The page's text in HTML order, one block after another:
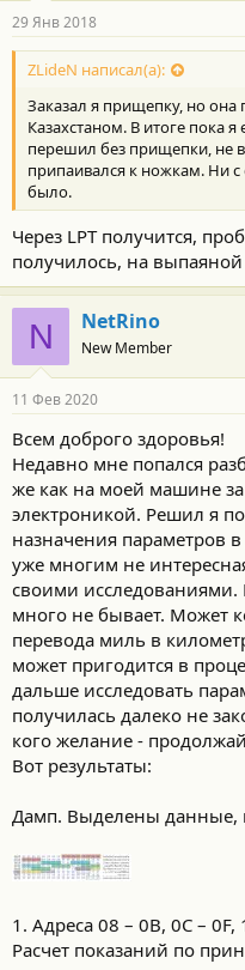
29 Янв 2018
ZLideN написал(а):
Заказал я прищепку, но она
Казахстаном. В итоге пока
перешил без прищепки, не
припаивался к ножкам. Ни
было.
Через LPT получится,
получилось, на
N NetRino
New Member
11 Фев 2020
Всем доброго здоровья!
Недавно мне попался
же как на моей машине
электроникой. Решил я
назначения параметров
уже многим не
своими исследованиями.
много не бывает. Может
перевода миль в
может пригодится в
дальше исследовать
получилась далеко не
кого желание -
Вот результаты:
Дамп. Выделены данные,
1. Адреса 08 – 0B, 0С –
Расчет показаний по